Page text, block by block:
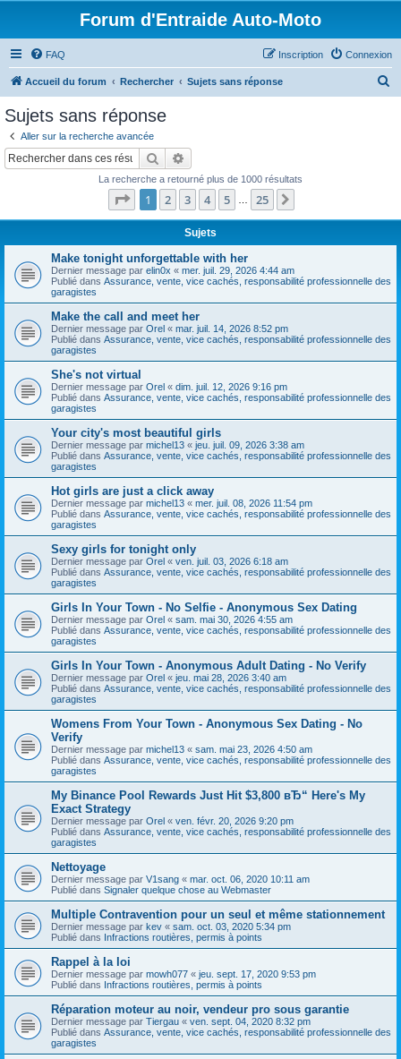
Forum d'Entraide Auto-Moto
FAQ Connexion
Inscription
Accueil du forum Rechercher Sujets sans réponse
Sujets sans réponse
Aller sur la recherche avancée
Rechercher
La recherche a retourné plus de 1000 résultats
Page 1sur25
1 2 3 4 5 25
Sujets
Make tonight unforgettable with her
Dernier message par elin0x « mer. juil. 29, 2026 4:44 am
Publié dans Assurance, vente, vice cachés, responsabilité professionnelle des
garagistes
Make the call and meet her
Dernier message par Orel « mar. juil. 14, 2026 8:52 pm
Publié dans Assurance, vente, vice cachés, responsabilité professionnelle des
garagistes
She's not virtual
Dernier message par Orel « dim. juil. 12, 2026 9:16 pm
Publié dans Assurance, vente, vice cachés, responsabilité professionnelle des
garagistes
Your city's most beautiful girls
Dernier message par michel13 « jeu. juil. 09, 2026 3:38 am
Publié dans Assurance, vente, vice cachés, responsabilité professionnelle des
garagistes
Hot girls are just a click away
Dernier message par michel13 « mer. juil. 08, 2026 11:54 pm
Publié dans Assurance, vente, vice cachés, responsabilité professionnelle des
garagistes
Sexy girls for tonight only
Dernier message par Orel « ven. juil. 03, 2026 6:18 am
Publié dans Assurance, vente, vice cachés, responsabilité professionnelle des
garagistes
Girls In Your Town - No Selfie - Anonymous Sex Dating
Dernier message par Orel « sam. mai 30, 2026 4:55 am
Publié dans Assurance, vente, vice cachés, responsabilité professionnelle des
garagistes
Girls In Your Town - Anonymous Adult Dating - No Verify
Dernier message par Orel « jeu. mai 28, 2026 3:40 am
Publié dans Assurance, vente, vice cachés, responsabilité professionnelle des
garagistes
Womens From Your Town - Anonymous Sex Dating - No
Verify
Dernier message par michel13 « sam. mai 23, 2026 4:50 am
Publié dans Assurance, vente, vice cachés, responsabilité professionnelle des
garagistes
My Binance Pool Rewards Just Hit $3,800 вЂ“ Here's My
Exact Strategy
Dernier message par Orel « ven. févr. 20, 2026 9:20 pm
Publié dans Assurance, vente, vice cachés, responsabilité professionnelle des
garagistes
Nettoyage
Dernier message par V1sang « mar. oct. 06, 2020 10:11 am
Publié dans Signaler quelque chose au Webmaster
Multiple Contravention pour un seul et même stationnement
Dernier message par kev « sam. oct. 03, 2020 5:34 pm
Publié dans Infractions routières, permis à points
Rappel à la loi
Dernier message par mowh077 « jeu. sept. 17, 2020 9:53 pm
Publié dans Infractions routières, permis à points
Réparation moteur au noir, vendeur pro sous garantie
Dernier message par Tiergau « ven. sept. 04, 2020 8:32 pm
Publié dans Assurance, vente, vice cachés, responsabilité professionnelle des
garagistes